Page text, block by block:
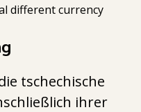
tschechische
ihrer